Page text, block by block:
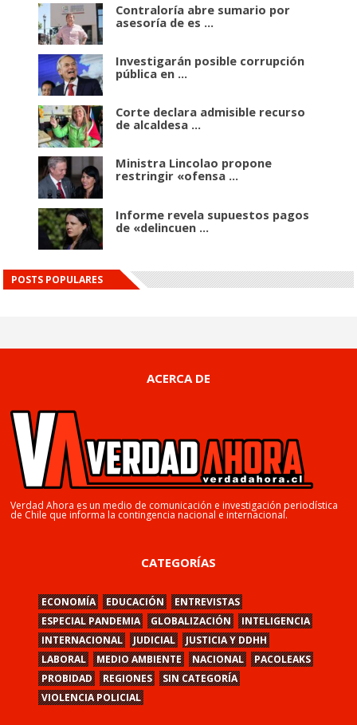
Contraloría abre sumario por
asesoría de es ...
Investigarán posible corrupción
pública en ...
Corte declara admisible recurso
de alcaldesa ...
Ministra Lincolao propone
restringir «ofensa ...
Informe revela supuestos pagos
de «delincuen ...
POSTS POPULARES
ACERCA DE
Verdad Ahora es un medio de comunicación e investigación periodística
de Chile que informa la contingencia nacional e internacional.
CATEGORÍAS
ECONOMÍA EDUCACIÓN
ENTREVISTAS
ESPECIAL PANDEMIA
GLOBALIZACIÓN
INTELIGENCIA
INTERNACIONAL
JUDICIAL
JUSTICIA Y DDHH
LABORAL
MEDIO AMBIENTE NACIONAL
PACOLEAKS
PROBIDAD
REGIONES
SIN CATEGORÍA
VIOLENCIA POLICIAL